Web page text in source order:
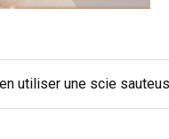
utiliser une scie